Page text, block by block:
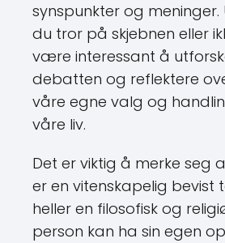
synspunkter og
du tror på skjebnen eller
være interessant å
debatten og reflektere
våre egne valg og
våre liv.
Det er viktig å merke seg
er en vitenskapelig bevist
heller en filosofisk og
person kan ha sin egen